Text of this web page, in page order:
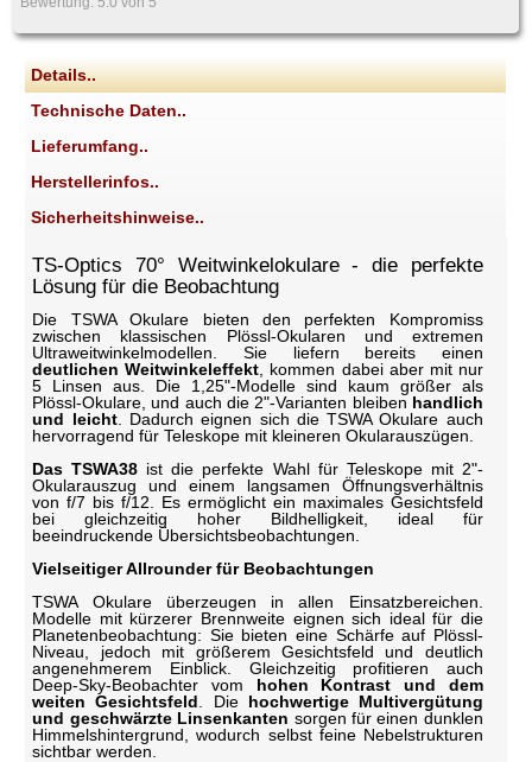
Details..
Technische Daten..
Lieferumfang..
Herstellerinfos..
Sicherheitshinweise..
TS-Optics 70° Weitwinkelokulare - die perfekte
Lösung für die Beobachtung
Die TSWA Okulare bieten den perfekten Kompromiss
zwischen klassischen Plössl-Okularen und extremen
Ultraweitwinkelmodellen. Sie liefern bereits einen
deutlichen Weitwinkeleffekt , kommen dabei aber mit nur
5 Linsen aus. Die 1,25"-Modelle sind kaum größer als
Plössl-Okulare, und auch die 2"-Varianten bleiben handlich
und leicht. Dadurch eignen sich die TSWA Okulare auch
hervorragend für Teleskope mit kleineren Okularauszügen.
Das TSWA38 ist die perfekte Wahl für Teleskope mit 2"-
Okularauszug und einem langsamen Öffnungsverhältnis
von f/7 bis f/12. Es ermöglicht ein maximales Gesichtsfeld
bei gleichzeitig hoher Bildhelligkeit, ideal für
beeindruckende Übersichtsbeobachtungen.
Vielseitiger Allrounder für Beobachtungen
TSWA Okulare überzeugen in allen Einsatzbereichen.
Modelle mit kürzerer Brennweite eignen sich ideal für die
Planetenbeobachtung: Sie bieten eine Schärfe auf Plössl-
Niveau, jedoch mit größerem Gesichtsfeld und deutlich
angenehmerem Einblick. Gleichzeitig profitieren auch
Deep-Sky-Beobachter vom hohen Kontrast und dem
weiten Gesichtsfeld . Die hochwertige Multivergütung
und geschwärzte Linsenkanten sorgen für einen dunklen
Himmelshintergrund, wodurch selbst feine Nebelstrukturen
sichtbar werden.